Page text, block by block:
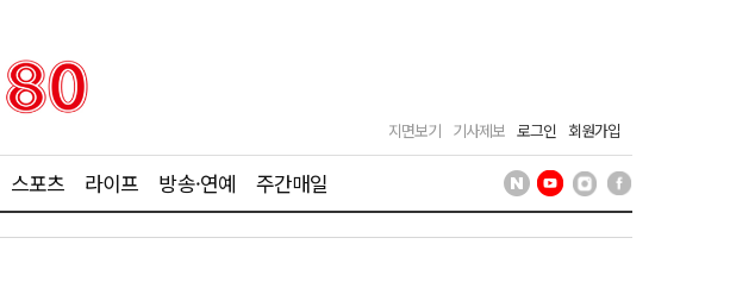
지면보기 기사제보 로그인 회원가입
스포츠 라이프 방송·연예 주간매일